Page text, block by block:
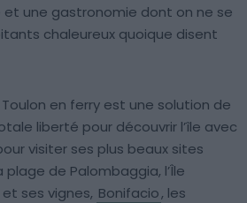
et une gastronomie dont on ne se
chaleureux quoique disent
en ferry est une solution de
liberté pour découvrir l’île avec
visiter ses plus beaux sites
plage de Palombaggia, l’Île
ses vignes, Bonifacio, les